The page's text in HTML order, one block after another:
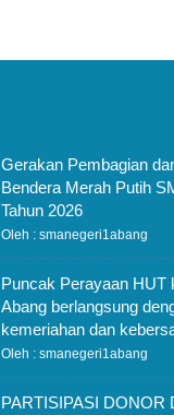
Gerakan Pembagian
Bendera Merah Putih
Tahun 2026
Oleh : smanegeri1abang
Puncak Perayaan HUT
Abang berlangsung
kemeriahan dan
Oleh : smanegeri1abang
PARTISIPASI DONOR